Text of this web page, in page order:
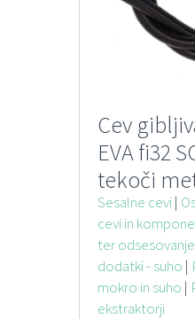
Cev
EVA fi32
tekoči
20 m
Sesalne cevi|
cevi in
ter odsesovanje
dodatki - suho |
mokro in suho |
ekstraktorji